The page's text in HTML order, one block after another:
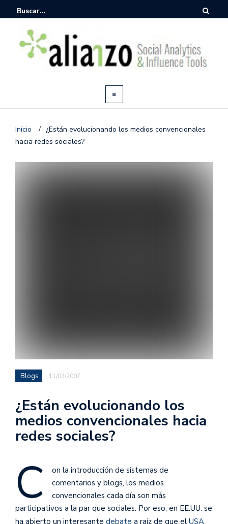
Inicio / ¿Están evolucionando los medios convencionales
hacia redes sociales?
Blogs 11/03/2007
¿Están evolucionando los
medios convencionales hacia
redes sociales?
C
on la introducción de sistemas de
comentarios y blogs, los medios
convencionales cada día son más
participativos a la par que sociales. Por eso, en EE.UU. se
ha abierto un interesante debate a raíz de que el USA